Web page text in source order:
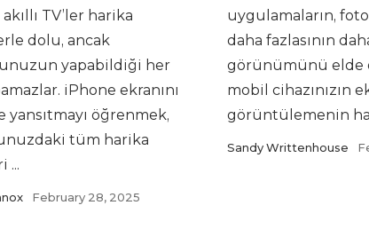
TV’ler harika
dolu, ancak
yapabildiği her
iPhone ekranını
yansıtmayı öğrenmek,
tüm harika
...
February 28, 2025
uygulamaların,
daha fazlasının
görünümünü elde
mobil cihazınızın
görüntülemenin
Sandy Writtenhouse